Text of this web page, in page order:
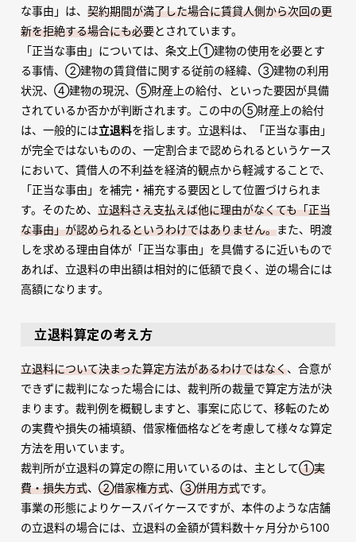
な事由」は、 契約期間が満了した場合に賃貸人側から次回の更
新を拒絶する場合にも必要とされています。
「正当な事由」については、条文上①建物の使用を必要とす
る事情、②建物の賃貸借に関する従前の経緯、③建物の利用
状況、④建物の現況、⑤財産上の給付、といった要因が具備
されているか否かが判断されます。この中の⑤財産上の給付
は、一般的には立退料を指します。立退料は、「正当な事由」
が完全ではないものの、一定割合まで認められるというケース
において、賃借人の不利益を経済的観点から軽減することで、
「正当な事由」を補完・補充する要因として位置づけられま
す。そのため、 立退料さえ支払えば他に理由がなくても「正当
な事由」が認められるというわけではありません。また、明渡
しを求める理由自体が「正当な事由」を具備するに近いもので
あれば、立退料の申出額は相対的に低額で良く、逆の場合には
高額になります。
立退料算定の考え方
立退料について決まった算定方法があるわけではなく、合意が
できずに裁判になった場合には、裁判所の裁量で算定方法が決
まります。裁判例を概観しますと、事案に応じて、移転のため
の実費や損失の補填額、借家権価格などを考慮して様々な算定
方法を用いています。
裁判所が立退料の算定の際に用いているのは、主として①実
費・損失方式、 ②借家権方式、 ③併用方式です。
事業の形態によりケースバイケースですが、本件のような店舗
の立退料の場合には、立退料の金額が賃料数十ヶ月分から100